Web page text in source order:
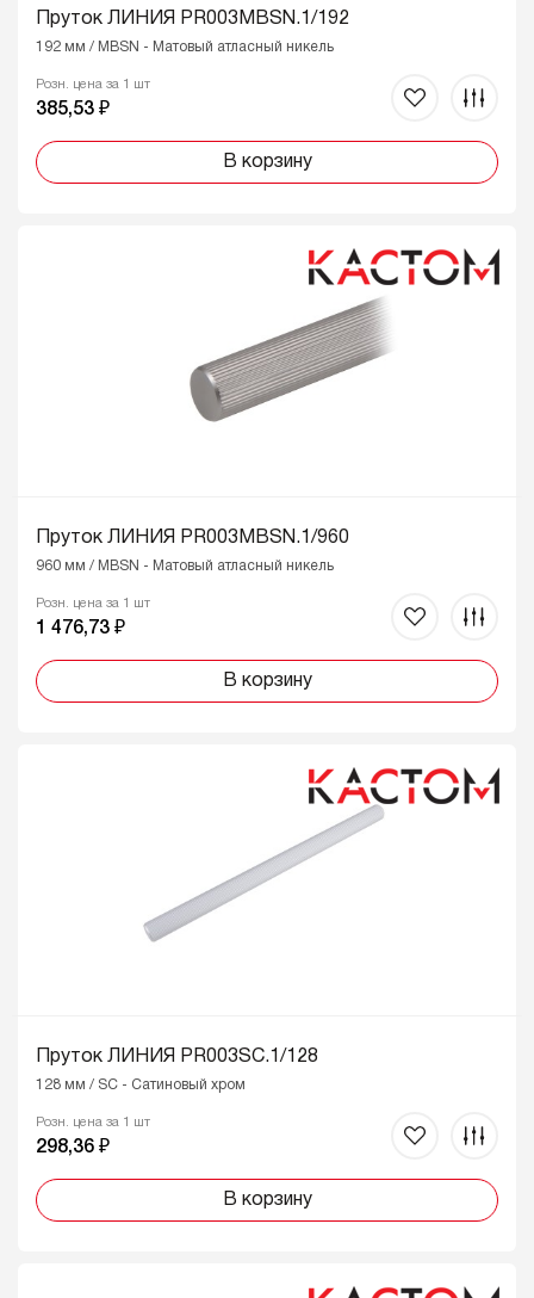
Пруток ЛИНИЯ PR003MBSN.1/192
192 мм / MBSN - Матовый атласный никель
Розн. цена за 1 шт
385,53 ₽
В корзину
Пруток ЛИНИЯ PR003MBSN.1/960
960 мм / MBSN - Матовый атласный никель
Розн. цена за 1 шт
1 476,73 ₽
В корзину
Пруток ЛИНИЯ PR003SC.1/128
128 мм / SC - Сатиновый хром
Розн. цена за 1 шт
298,36 ₽
В корзину